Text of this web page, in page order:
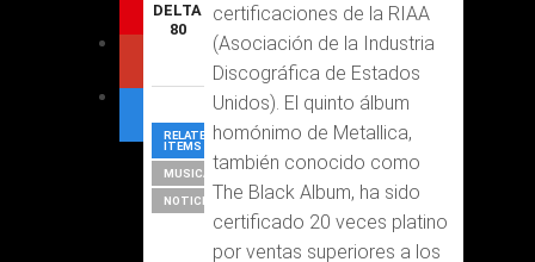
certificaciones de la RIAA
(Asociación de la Industria
Discográfica de Estados
Unidos). El quinto álbum
homónimo de Metallica,
también conocido como
The Black Album, ha sido
certificado 20 veces platino
por ventas superiores a los
DELTA
80
RELATED
ITEMS
MUSICA
NOTICIAS